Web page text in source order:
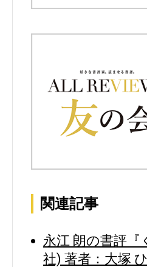
関連記事
永江 朗の書評
社) 著者：大塚